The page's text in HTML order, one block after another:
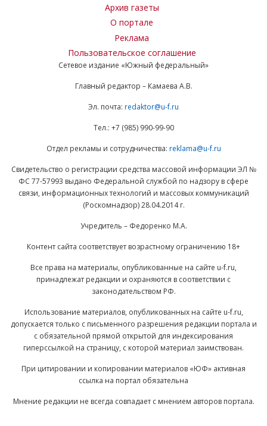
Архив газеты
О портале
Реклама
Пользовательское соглашение
Сетевое издание «Южный федеральный»
Главный редактор – Камаева А.В.
Эл. почта: redaktor@u-f.ru
Тел.: +7 (985) 990-99-90
Отдел рекламы и сотрудничества: reklama@u-f.ru
Свидетельство о регистрации средства массовой информации ЭЛ №
ФС 77-57993 выдано Федеральной службой по надзору в сфере
связи, информационных технологий и массовых коммуникаций
(Роскомнадзор) 28.04.2014 г.
Учредитель – Федоренко М.А.
Контент сайта соответствует возрастному ограничению 18+
Все права на материалы, опубликованные на сайте u-f.ru,
принадлежат редакции и охраняются в соответствии с
законодательством РФ.
Использование материалов, опубликованных на сайте u-f.ru,
допускается только с письменного разрешения редакции портала и
с обязательной прямой открытой для индексирования
гиперссылкой на страницу, с которой материал заимствован.
При цитировании и копировании материалов «ЮФ» активная
ссылка на портал обязательна
Мнение редакции не всегда совпадает с мнением авторов портала.